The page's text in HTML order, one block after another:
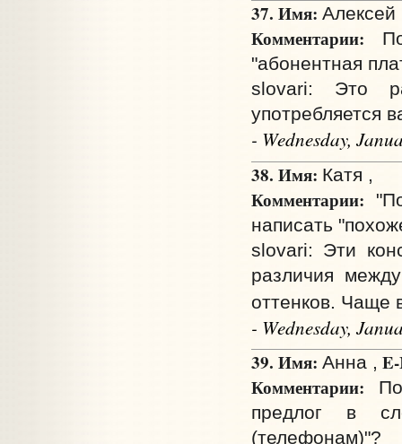
37. Имя: Алексей
Комментарии:
"абонентная
slovari: Это
употребляется
- Wednesday,
38. Имя: Катя ,
Комментарии:
написать
slovari: Эти
различия
оттенков. Чаще
- Wednesday,
39. Имя: Анна ,
Комментарии:
предлог в
(телефонам)"?